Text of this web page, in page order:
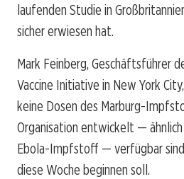
laufenden Studie in
sicher erwiesen hat.
Mark Feinberg, Geschäftsführer
Vaccine Initiative in New York
keine Dosen des Marburg-
Organisation entwickelt —
Ebola-Impfstoff — verfügbar
diese Woche beginnen soll.